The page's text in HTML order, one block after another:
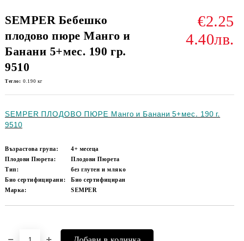
SEMPER Бебешко
плодово пюре Манго и
Банани 5+мес. 190 гр.
9510
€2.25
4.40лв.
Тегло: 0.190 кг
SEMPER ПЛОДОВО ПЮРЕ Манго и Банани 5+мес. 190 г.
9510
Възрастова група:
4+ месеца
Плодови Пюрета:
Плодови Пюрета
Тип:
без глутен и мляко
Био сертифицирани:
Био сертифициран
Марка:
SEMPER